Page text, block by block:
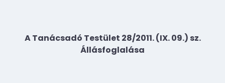
A Tanácsadó Testület 28/2011. (IX. 09.) sz.
Állásfoglalása